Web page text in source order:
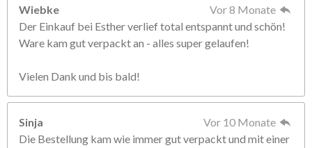
Wiebke
Vor 8 Monate
Der Einkauf bei Esther verlief total entspannt und schön!
Ware kam gut verpackt an - alles super gelaufen!
Vielen Dank und bis bald!
Sinja
Vor 10 Monate
Die Bestellung kam wie immer gut verpackt und mit einer